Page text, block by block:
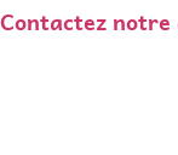
Contactez